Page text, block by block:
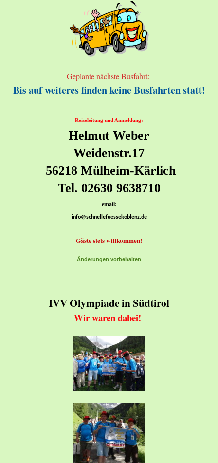
Geplante nächste Busfahrt:
Bis auf weiteres finden keine Busfahrten statt!
Reiseleitung und Anmeldung:
Helmut Weber
Weidenstr.17
56218 Mülheim-Kärlich
Tel. 02630 9638710
email:
info@schnellefuessekoblenz.de
Gäste stets willkommen!
Änderungen vorbehalten
IVV Olympiade in Südtirol
Wir waren dabei!